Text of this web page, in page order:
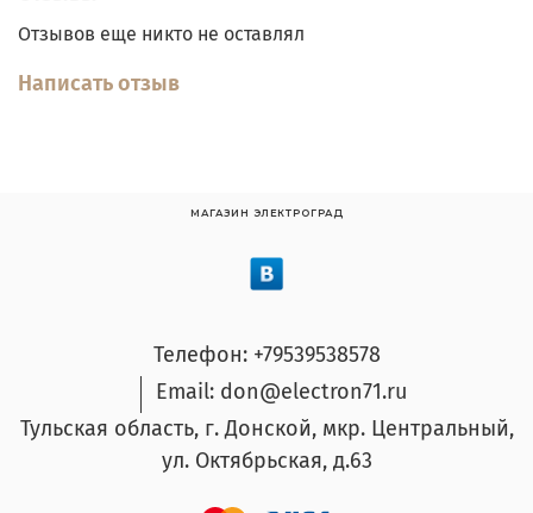
Отзывов еще никто не оставлял
Написать отзыв
Телефон: +79539538578
Email: don@electron71.ru
Тульская область, г. Донской, мкр. Центральный,
ул. Октябрьская, д.63
МАГАЗИН ЭЛЕКТРОГРАД